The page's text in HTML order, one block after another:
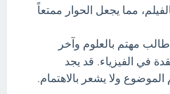
مما يجعل الحوار ممتعاً
مهتم بالعلوم وآخر
في الفيزياء. قد يجد
ولا يشعر بالاهتمام.